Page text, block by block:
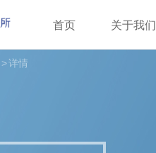
首页 关于我们
>详情